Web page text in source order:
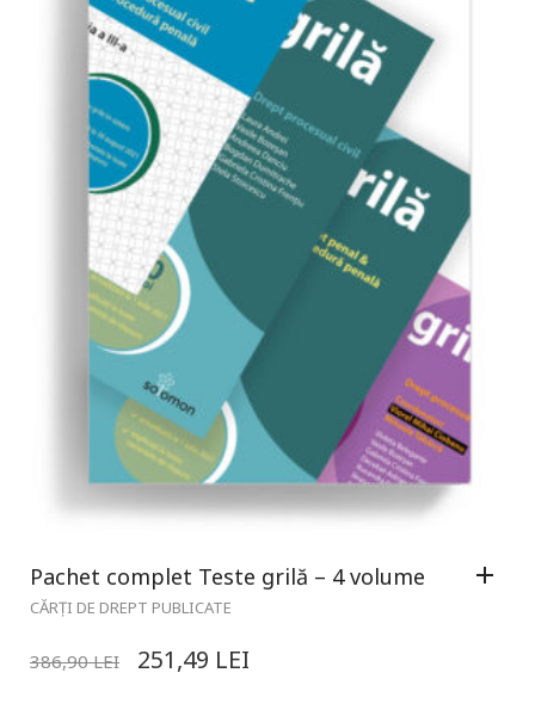
Pachet complet Teste grilă – 4 volume
CĂRȚI DE DREPT PUBLICATE
386,90LEI 251,49 LEI